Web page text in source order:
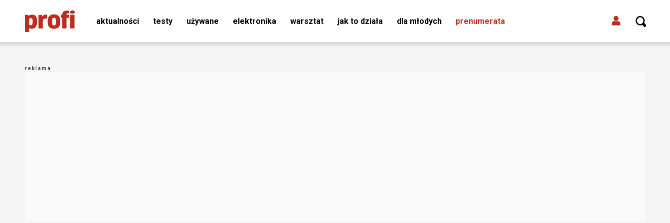
aktualności testy używane elektronika warsztat jak to działa dla młodych prenumerata